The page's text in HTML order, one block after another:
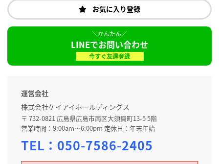
お気に入り登録
LINEでお問い合わせ
今すぐ友達登録
運営会社
株式会社ケイアイホールディングス
〒 732-0821 広島県広島市南区大須賀町13-5 5階
営業時間：9:00am～6:00pm 定休日：年末年始
TEL： 050-7586-2405